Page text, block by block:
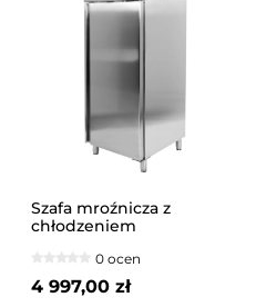
Szafa mroźnicza z
chłodzeniem
0 ocen
4 997,00 zł